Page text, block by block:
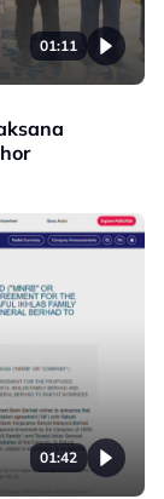
01:11
01:42